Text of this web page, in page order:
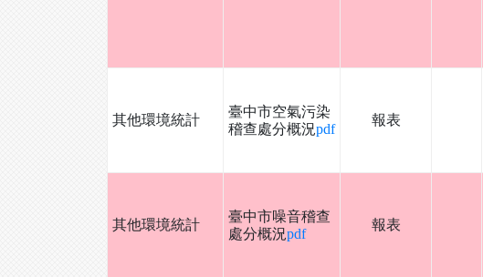
其他環境統計
臺中市空氣污染
稽查處分概況pdf
報表
其他環境統計
臺中市噪音稽查
處分概況pdf
報表